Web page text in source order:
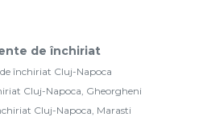
de închiriat
închiriat Cluj-Napoca
Cluj-Napoca, Gheorgheni
Cluj-Napoca, Marasti